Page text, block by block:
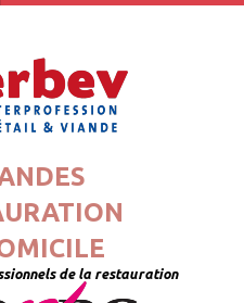
de la restauration